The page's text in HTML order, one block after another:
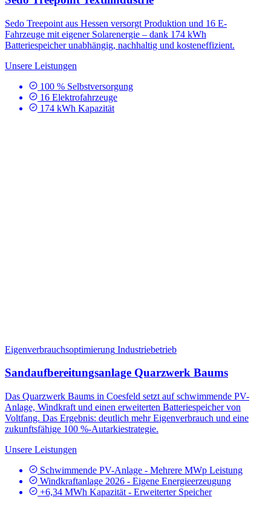
Sedo Treepoint aus Hessen versorgt Produktion und 16 E-
Fahrzeuge mit eigener Solarenergie – dank 174 kWh
Batteriespeicher unabhängig, nachhaltig und kosteneffizient.
Unsere Leistungen
100 % Selbstversorgung
16 Elektrofahrzeuge
174 kWh Kapazität
Eigenverbrauchsoptimierung Industriebetrieb
Sandaufbereitungsanlage Quarzwerk Baums
Das Quarzwerk Baums in Coesfeld setzt auf schwimmende PV-
Anlage, Windkraft und einen erweiterten Batteriespeicher von
Voltfang. Das Ergebnis: deutlich mehr Eigenverbrauch und eine
zukunftsfähige 100 %-Autarkiestrategie.
Unsere Leistungen
Schwimmende PV-Anlage - Mehrere MWp Leistung
Windkraftanlage 2026 - Eigene Energieerzeugung
+6,34 MWh Kapazität - Erweiterter Speicher